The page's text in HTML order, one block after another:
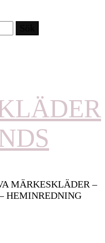
MÄRKESKLÄDER –
HEMINREDNING